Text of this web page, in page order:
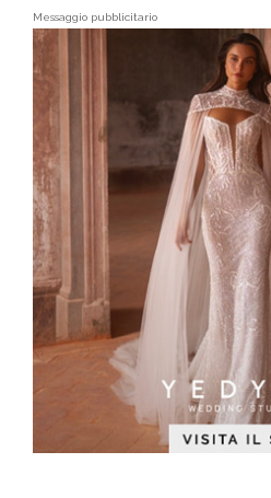
Messaggio pubblicitario